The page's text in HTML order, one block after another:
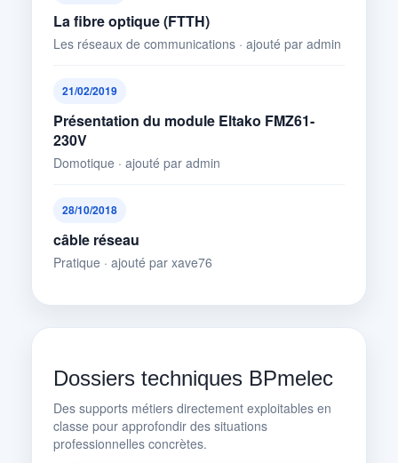
La fibre optique (FTTH)
Les réseaux de communications · ajouté par admin
21/02/2019
Présentation du module Eltako FMZ61-
230V
Domotique · ajouté par admin
28/10/2018
câble réseau
Pratique · ajouté par xave76
Dossiers techniques BPmelec
Des supports métiers directement exploitables en
classe pour approfondir des situations
professionnelles concrètes.